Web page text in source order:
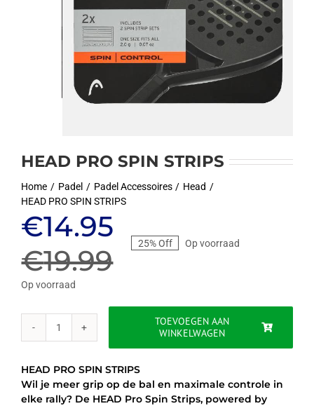
HEAD PRO SPIN STRIPS
Home Padel Padel Accessoires
Head
HEAD PRO SPIN STRIPS
€19.99
Oorspronkelijke
prijs
was:
€19.99.
€14.95
Huidige
prijs
is:
€14.95.
25% Off Op voorraad
Op voorraad
HEAD
STRIPS
aantal
TOEVOEGEN AAN
WINKELWAGEN
HEAD PRO SPIN STRIPS
Wil je meer grip op de bal en maximale controle in
elke rally? De HEAD Pro Spin Strips, powered by